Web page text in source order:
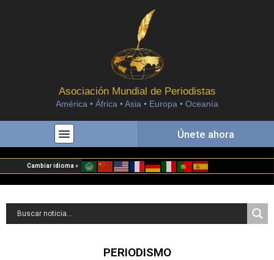
Asociación Mundial de Periodistas
América • África • Asia • Europa • Oceanía
Únete ahora
Cambiar idioma »
PERIODISMO